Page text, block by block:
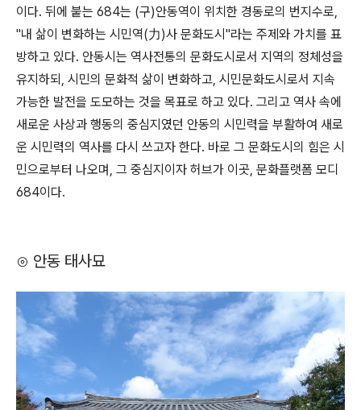
이다. 뒤에 붙는 684는 (구)안동역이 위치한 경동로의 번지수로,
"내 삶이 변화하는 시민역(力)사 문화도시"라는 주제와 가치를 표
방하고 있다. 안동시는 역사전통의 문화도시로서 지역의 정체성을
유지하되, 시민의 문화적 삶이 변화하고, 시민문화도시로서 지속
가능한 발전을 도모하는 것을 목표로 하고 있다. 그리고 역사 속에
새로운 사상과 행동의 중심지였던 안동의 시민력을 부활하여 새로
운 시민력의 역사를 다시 쓰고자 한다. 바로 그 문화도시의 힘은 시
민으로부터 나오며, 그 중심지이자 허브가 이곳, 문화플랫폼 모디
684이다.
⊙ 안동 태사묘